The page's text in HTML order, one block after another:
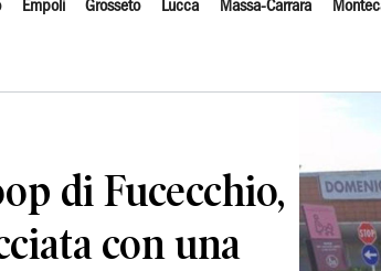
Empoli Grosseto Lucca Massa-Carrara
di Fucecchio,
con una